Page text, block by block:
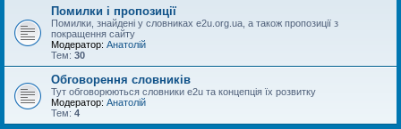
Помилки і пропозиції
Помилки, знайдені у словниках e2u.org.ua, а також пропозиції з
покращення сайту
Модератор: Анатолій
Тем: 30
Обговорення словників
Тут обговорюються словники e2u та концепція їх розвитку
Модератор: Анатолій
Тем: 4